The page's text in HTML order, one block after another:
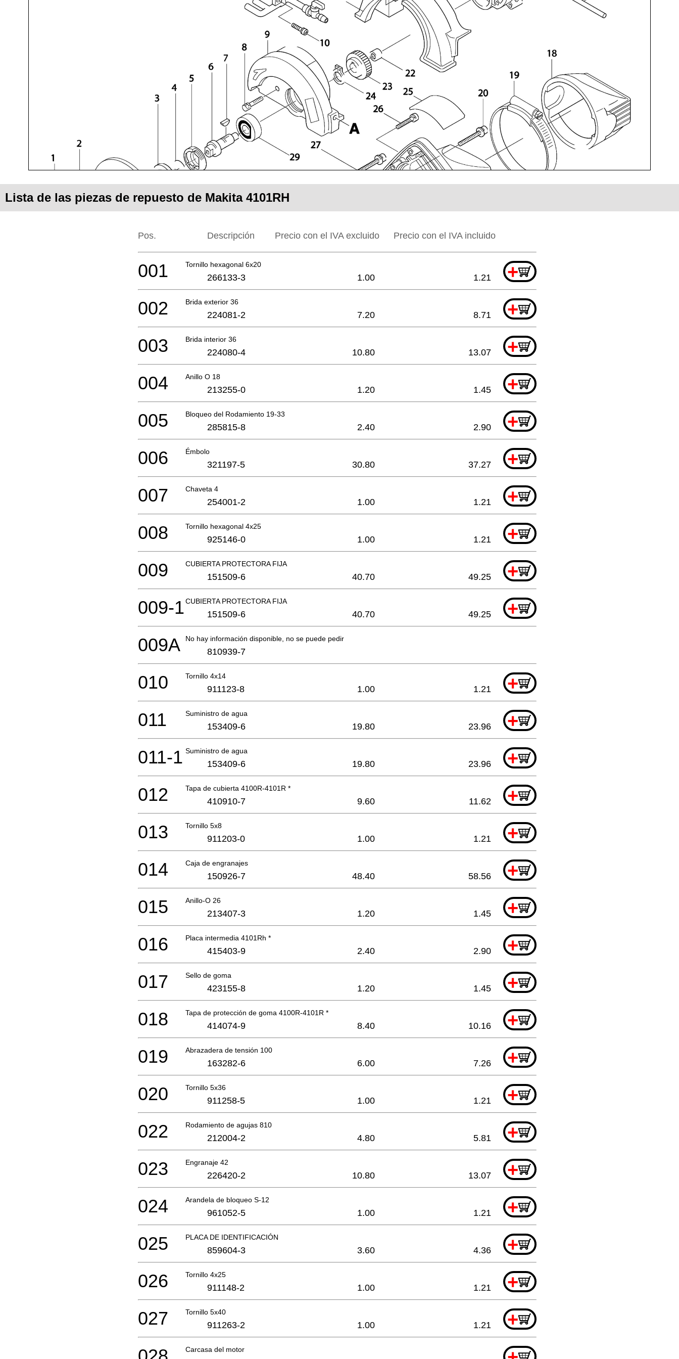
Lista de las piezas de repuesto de Makita 4101RH
Pos. Descripción Precio con el IVA excluido Precio con el IVA incluido
Tornillo hexagonal 6x20 +
001 266133-3 1.00 1.21
Brida exterior 36 +
002 224081-2 7.20 8.71
Brida interior 36 +
003 224080-4 10.80 13.07
Anillo O 18 +
004 213255-0 1.20 1.45
Bloqueo del Rodamiento 19-33 +
005 285815-8 2.40 2.90
Émbolo +
006 321197-5 30.80 37.27
Chaveta 4 +
007 254001-2 1.00 1.21
Tornillo hexagonal 4x25 +
008 925146-0 1.00 1.21
CUBIERTA PROTECTORA FIJA +
009 151509-6 40.70 49.25
CUBIERTA PROTECTORA FIJA +
009-1 151509-6 40.70 49.25
No hay información disponible, no se puede pedir
009A 810939-7
Tornillo 4x14 +
010 911123-8 1.00 1.21
Suministro de agua +
011 153409-6 19.80 23.96
Suministro de agua +
011-1 153409-6 19.80 23.96
Tapa de cubierta 4100R-4101R * +
012 410910-7 9.60 11.62
Tornillo 5x8 +
013 911203-0 1.00 1.21
Caja de engranajes +
014 150926-7 48.40 58.56
Anillo-O 26 +
015 213407-3 1.20 1.45
Placa intermedia 4101Rh * +
016 415403-9 2.40 2.90
Sello de goma +
017 423155-8 1.20 1.45
Tapa de protección de goma 4100R-4101R * +
018 414074-9 8.40 10.16
Abrazadera de tensión 100 +
019 163282-6 6.00 7.26
Tornillo 5x36 +
020 911258-5 1.00 1.21
Rodamiento de agujas 810 +
022 212004-2 4.80 5.81
Engranaje 42 +
023 226420-2 10.80 13.07
Arandela de bloqueo S-12 +
024 961052-5 1.00 1.21
PLACA DE IDENTIFICACIÓN +
025 859604-3 3.60 4.36
Tornillo 4x25 +
026 911148-2 1.00 1.21
Tornillo 5x40 +
027 911263-2 1.00 1.21
Carcasa del motor